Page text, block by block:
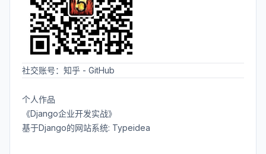
社交账号： 知乎 - GitHub
个人作品
《Django企业开发实战》
基于Django的网站系统: Typeidea